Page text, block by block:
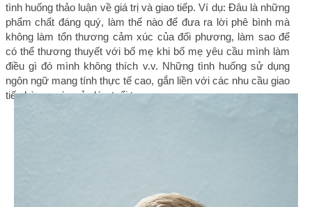
tình huống thảo luận về giá trị và giao tiếp. Ví dụ: Đâu là những
phẩm chất đáng quý, làm thế nào để đưa ra lời phê bình mà
không làm tổn thương cảm xúc của đối phương, làm sao để
có thể thương thuyết với bố mẹ khi bố mẹ yêu cầu mình làm
điều gì đó mình không thích v.v. Những tình huống sử dụng
ngôn ngữ mang tính thực tế cao, gắn liền với các nhu cầu giao
tiếp hàng ngày của lứa tuổi teen.